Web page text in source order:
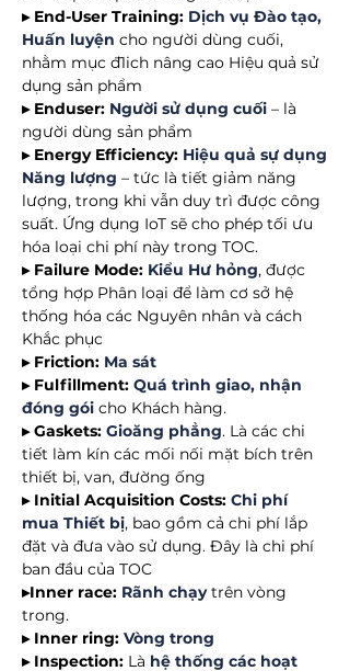
▸ End-User Training: Dịch vụ Đào tạo,
Huấn luyện cho người dùng cuối,
nhằm mục đ1ich nâng cao Hiệu quả sử
dụng sản phẩm
▸ Enduser: Người sử dụng cuối – là
người dùng sản phẩm
▸ Energy Efficiency: Hiệu quả sự dụng
Năng lượng – tức là tiết giảm năng
lượng, trong khi vẫn duy trì được công
suất. Ứng dụng IoT sẽ cho phép tối ưu
hóa loại chi phí này trong TOC.
▸ Failure Mode: Kiểu Hư hỏng, được
tổng hợp Phân loại để làm cơ sở hệ
thống hóa các Nguyên nhân và cách
Khắc phục
▸ Friction: Ma sát
▸ Fulfillment: Quá trình giao, nhận
đóng gói cho Khách hàng.
▸ Gaskets: Gioăng phẳng. Là các chi
tiết làm kín các mối nối mặt bích trên
thiết bị, van, đường ống
▸ Initial Acquisition Costs: Chi phí
mua Thiết bị, bao gồm cả chi phí lắp
đặt và đưa vào sử dụng. Đây là chi phí
ban đầu của TOC
▸Inner race: Rãnh chạytrên vòng
trong.
▸ Inner ring: Vòng trong
▸ Inspection: Là hệ thống các hoạt